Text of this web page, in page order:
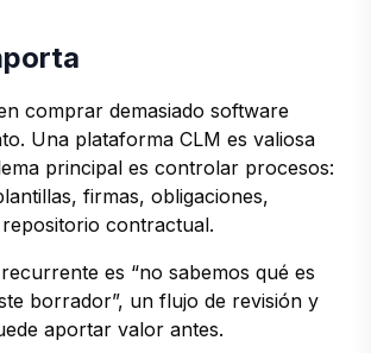
comprar demasiado software
Una plataforma CLM es valiosa
principal es controlar procesos:
firmas, obligaciones,
contractual.
es “no sabemos qué es
borrador”, un flujo de revisión y
aportar valor antes.